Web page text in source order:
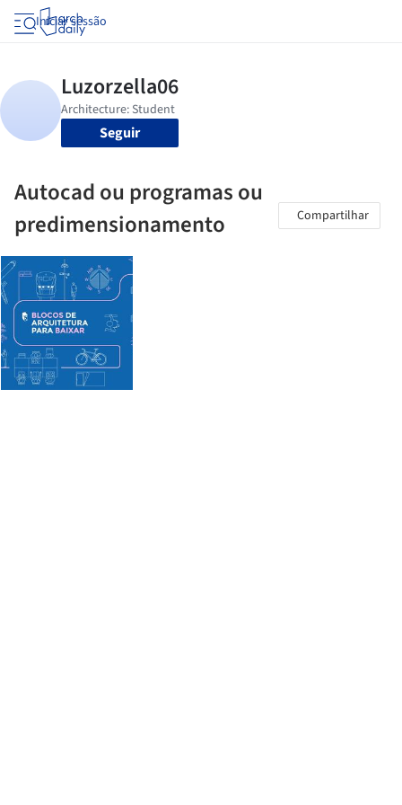
Iniciar sessão
Seguir
Autocad ou programas ou
predimensionamento
Compartilhar